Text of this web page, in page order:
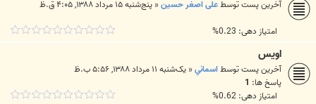
آخرین پست توسطعلی اصغر حسین« پنج‌شنبه ۱۵ مرداد ۱۳۸۸, ۴:۰۵ ق.ظ
امتیاز دهی: 0.23%
اويس
آخرین پست توسطاسماني« یک‌شنبه ۱۱ مرداد ۱۳۸۸, ۵:۵۶ ب.ظ
پاسخ ها: 1
امتیاز دهی: 0.62%